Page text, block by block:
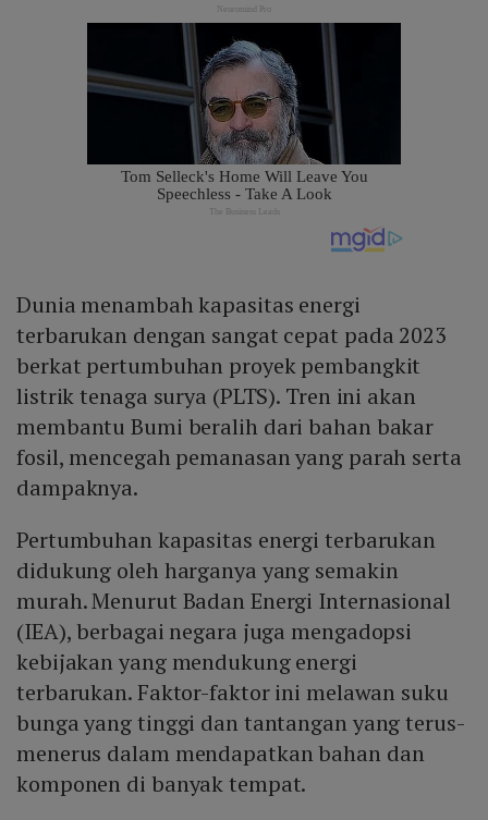
Dunia menambah kapasitas energi
terbarukan dengan sangat cepat pada 2023
berkat pertumbuhan proyek pembangkit
listrik tenaga surya (PLTS). Tren ini akan
membantu Bumi beralih dari bahan bakar
fosil, mencegah pemanasan yang parah serta
dampaknya.
Pertumbuhan kapasitas energi terbarukan
didukung oleh harganya yang semakin
murah. Menurut Badan Energi Internasional
(IEA), berbagai negara juga mengadopsi
kebijakan yang mendukung energi
terbarukan. Faktor-faktor ini melawan suku
bunga yang tinggi dan tantangan yang terus-
menerus dalam mendapatkan bahan dan
komponen di banyak tempat.